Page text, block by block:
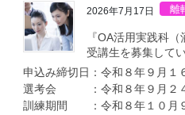
2026年7月17日 離
『OA活用実践科
受講生を募集してい
申込み締切日：令和８年９月１
選考会 ：令和８年９月２４
訓練期間 ：令和８年１０月